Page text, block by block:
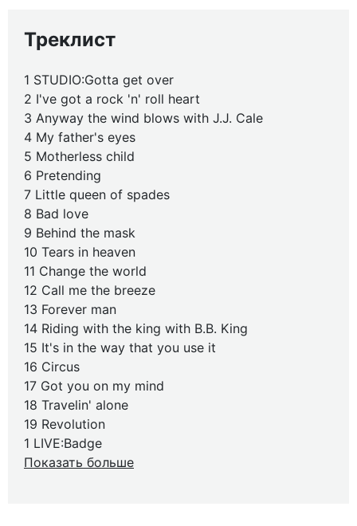
Треклист
1 STUDIO:Gotta get over
2 I've got a rock 'n' roll heart
3 Anyway the wind blows with J.J. Cale
4 My father's eyes
5 Motherless child
6 Pretending
7 Little queen of spades
8 Bad love
9 Behind the mask
10 Tears in heaven
11 Change the world
12 Call me the breeze
13 Forever man
14 Riding with the king with B.B. King
15 It's in the way that you use it
16 Circus
17 Got you on my mind
18 Travelin' alone
19 Revolution
1 LIVE:Badge
Показать больше